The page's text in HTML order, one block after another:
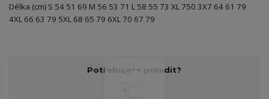
Délka (cm) S 54 51 69 M 56 53 71 L 58 55 73 XL 750 3X7 64 61 79
4XL 66 63 79 5XL 68 65 79 6XL 70 67 79
Potřebujete poradit?